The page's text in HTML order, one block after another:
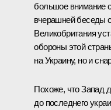
большое внимание
вчерашней беседы с
Великобритания
обороны этой
на Украину, но и
Похоже, что Запад
до последнего